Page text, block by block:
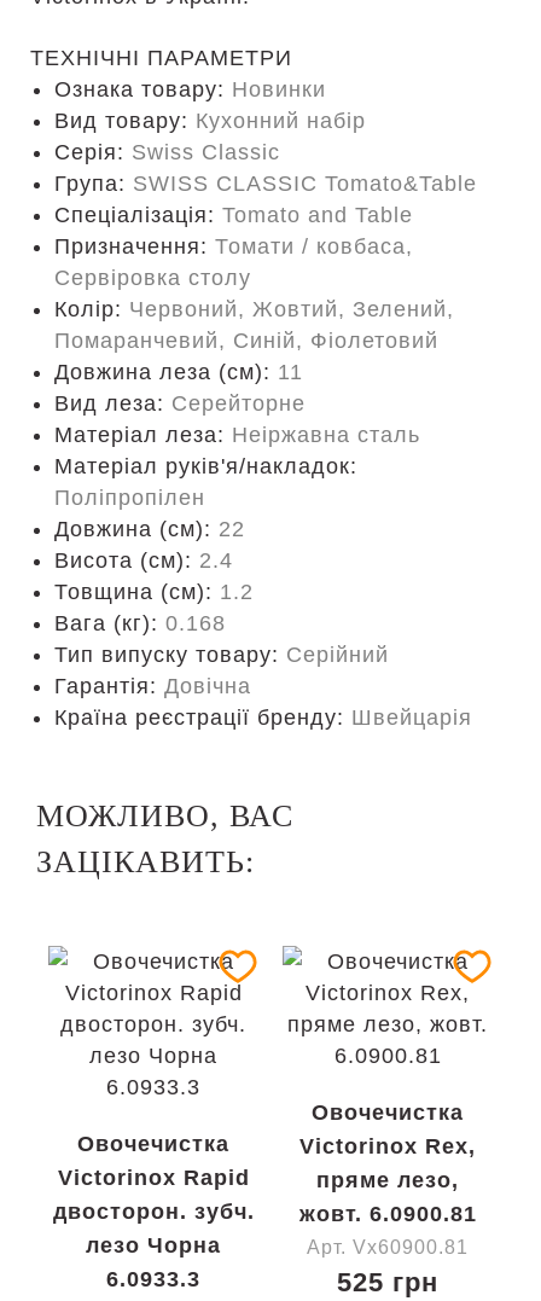
ТЕХНІЧНІ ПАРАМЕТРИ
Ознака товару: Новинки
Вид товару: Кухонний набір
Серія: Swiss Classic
Група: SWISS CLASSIC Tomato&Table
Спеціалізація: Tomato and Table
Призначення: Томати / ковбаса,
Сервіровка столу
Колір: Червоний, Жовтий, Зелений,
Помаранчевий, Синій, Фіолетовий
Довжина леза (см): 11
Вид леза: Серейторне
Матеріал леза: Неіржавна сталь
Матеріал руків'я/накладок:
Поліпропілен
Довжина (cм): 22
Висота (см): 2.4
Товщина (см): 1.2
Вага (кг): 0.168
Тип випуску товару: Серійний
Гарантія: Довічна
Країна реєстрації бренду: Швейцарія
МОЖЛИВО, ВАС
ЗАЦІКАВИТЬ:
Овочечистка
Victorinox Rapid
двосторон. зубч.
лезо Чорна
6.0933.3
Овочечистка
Victorinox Rex,
пряме лезо,
жовт. 6.0900.81
Арт. Vx60900.81
525 грн